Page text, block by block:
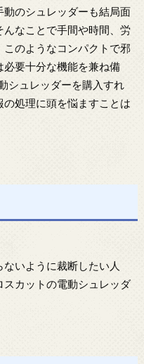
のシュレッダーも結局面
なことで手間や時間、労
のようなコンパクトで邪
要十分な機能を兼ね備
シュレッダーを購入すれ
処理に頭を悩ますことは
いように裁断したい人
カットの電動シュレッダ